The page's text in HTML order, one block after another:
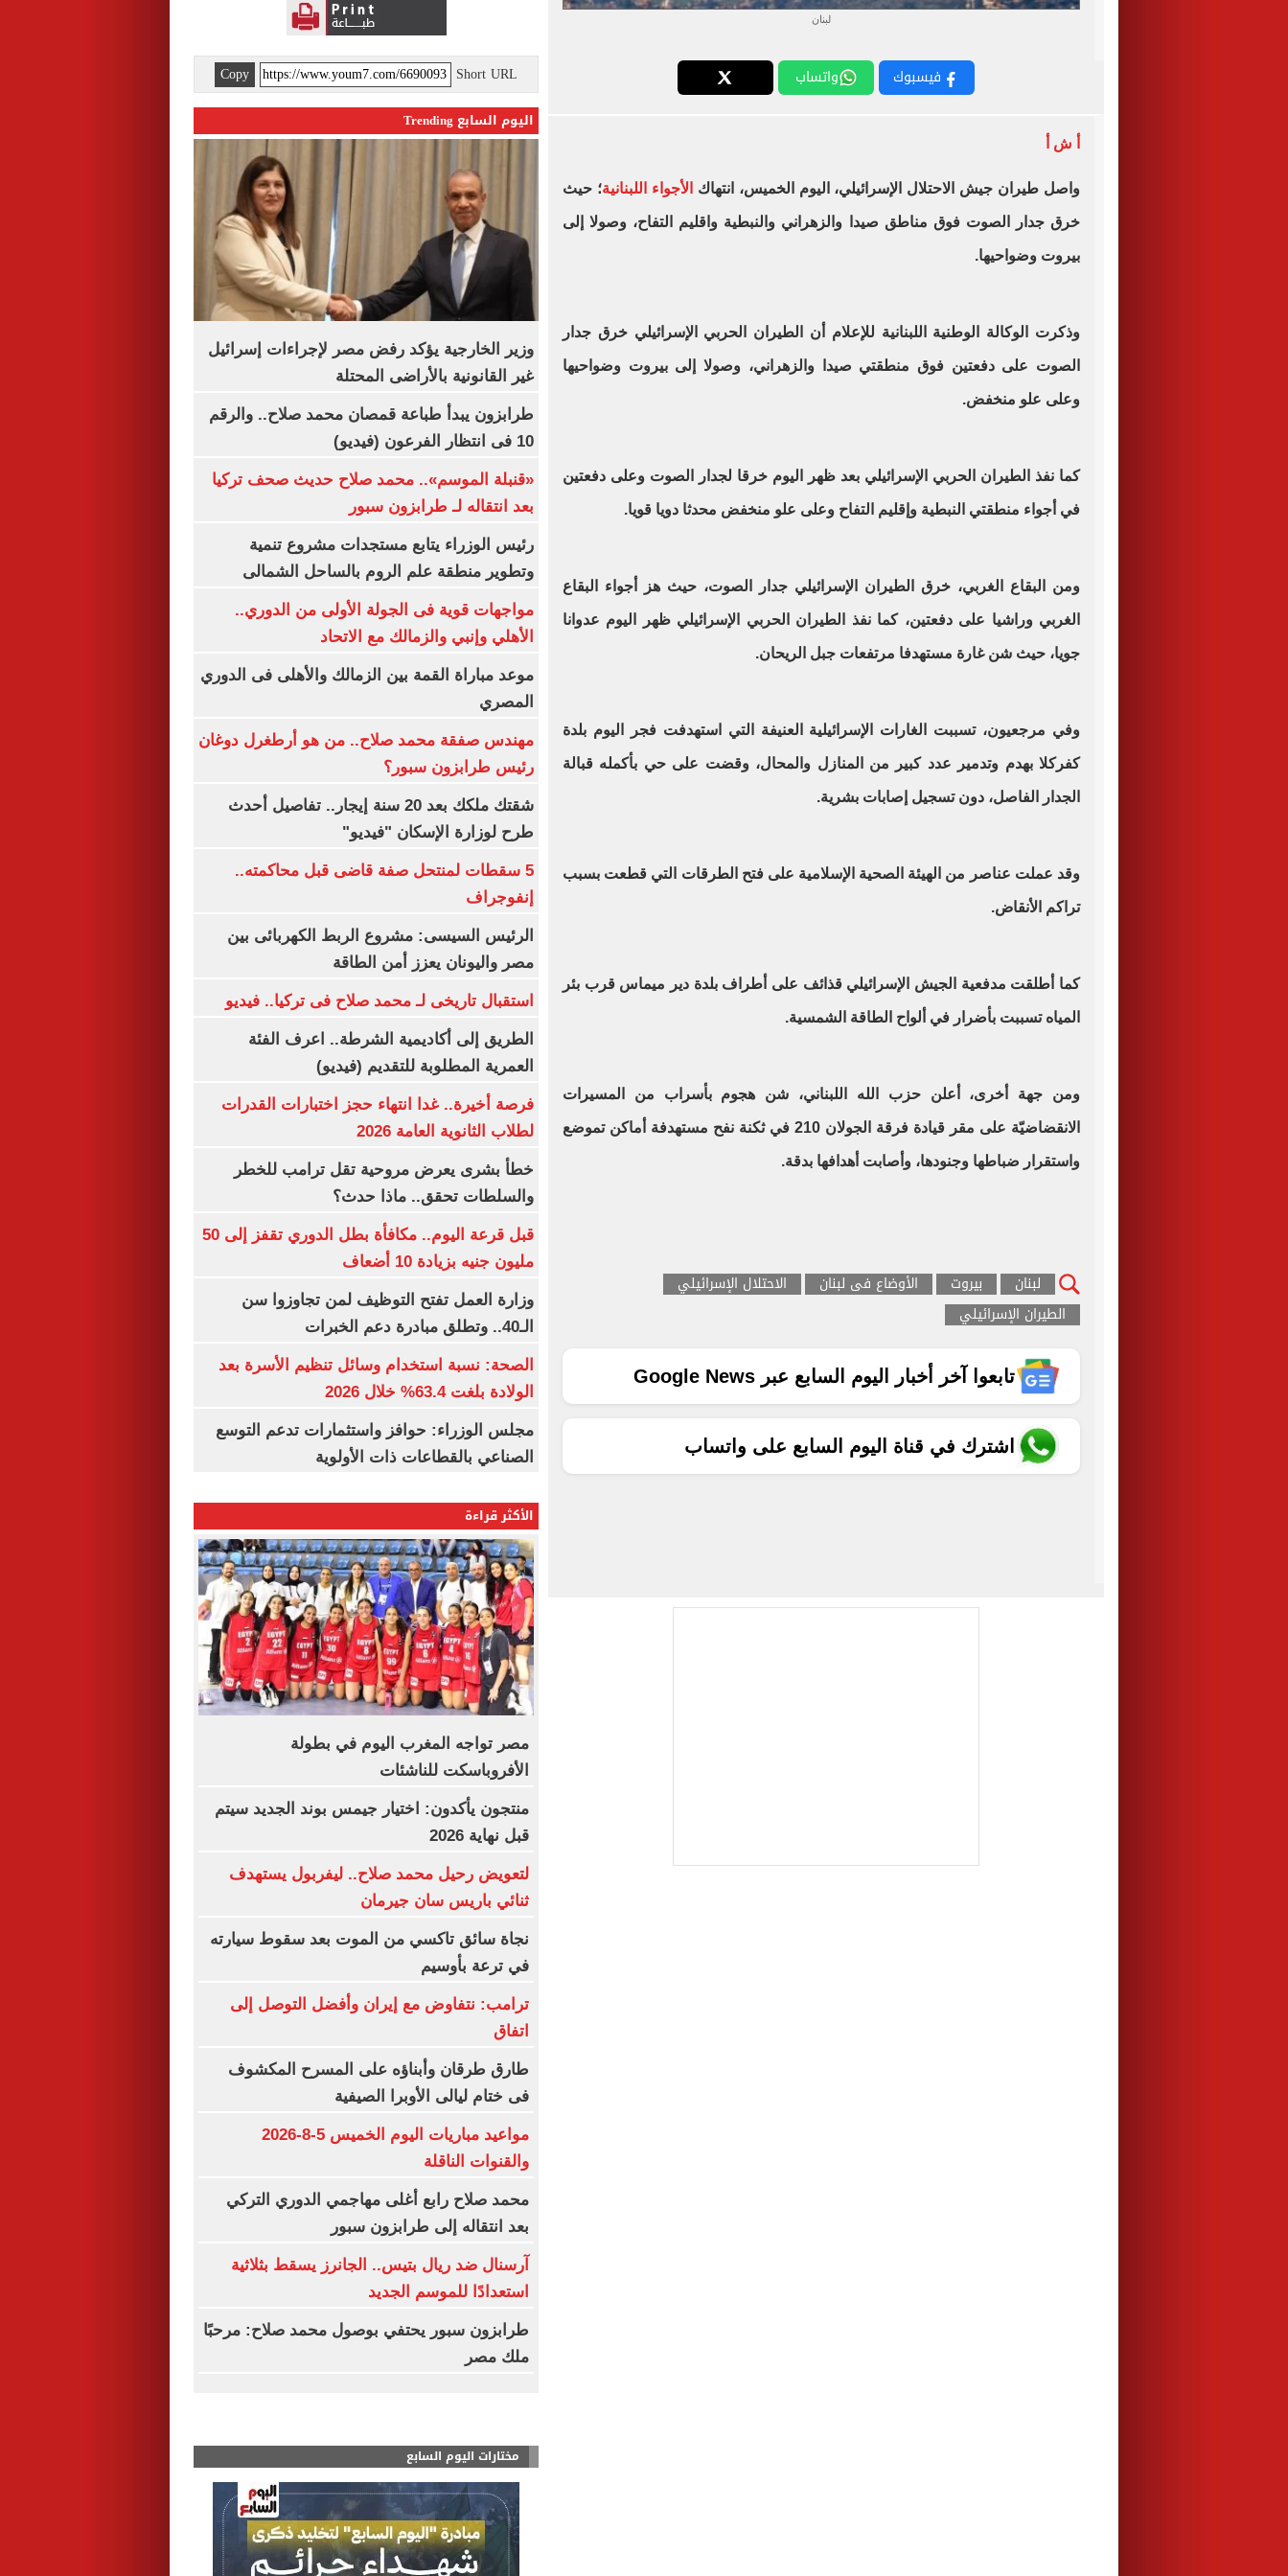
لبنان
فيسبوك واتساب
أ ش أ
واصل طيران جيش الاحتلال الإسرائيلي، اليوم الخميس، انتهاك الأجواء اللبنانية؛ حيث
خرق جدار الصوت فوق مناطق صيدا والزهراني والنبطية واقليم التفاح، وصولا إلى
بيروت وضواحيها.
وذكرت الوكالة الوطنية اللبنانية للإعلام أن الطيران الحربي الإسرائيلي خرق جدار
الصوت على دفعتين فوق منطقتي صيدا والزهراني، وصولا إلى بيروت وضواحيها
وعلى علو منخفض.
كما نفذ الطيران الحربي الإسرائيلي بعد ظهر اليوم خرقا لجدار الصوت وعلى دفعتين
في أجواء منطقتي النبطية وإقليم التفاح وعلى علو منخفض محدثا دويا قويا.
ومن البقاع الغربي، خرق الطيران الإسرائيلي جدار الصوت، حيث هز أجواء البقاع
الغربي وراشيا على دفعتين، كما نفذ الطيران الحربي الإسرائيلي ظهر اليوم عدوانا
جويا، حيث شن غارة مستهدفا مرتفعات جبل الريحان.
وفي مرجعيون، تسببت الغارات الإسرائيلية العنيفة التي استهدفت فجر اليوم بلدة
كفركلا بهدم وتدمير عدد كبير من المنازل والمحال، وقضت على حي بأكمله قبالة
الجدار الفاصل، دون تسجيل إصابات بشرية.
وقد عملت عناصر من الهيئة الصحية الإسلامية على فتح الطرقات التي قطعت بسبب
تراكم الأنقاض.
كما أطلقت مدفعية الجيش الإسرائيلي قذائف على أطراف بلدة دير ميماس قرب بئر
المياه تسببت بأضرار في ألواح الطاقة الشمسية.
ومن جهة أخرى، أعلن حزب الله اللبناني، شن ‏‏هجوم بأسراب من المسيرات
الانقضاضيّة على مقر قيادة فرقة الجولان 210 في ثكنة نفح مستهدفة ‏أماكن تموضع
واستقرار ضباطها وجنودها، وأصابت أهدافها بدقة.
لبنان بيروت الأوضاع فى لبنان
الاحتلال الإسرائيلي
الطيران الإسرائيلي
تابعوا آخر أخبار اليوم السابع عبر Google News
اشترك في قناة اليوم السابع على واتساب
Short URL
Copy
اليوم السابع Trending
وزير الخارجية يؤكد رفض مصر لإجراءات إسرائيل
غير القانونية بالأراضى المحتلة
طرابزون يبدأ طباعة قمصان محمد صلاح.. والرقم
10 فى انتظار الفرعون (فيديو)
«قنبلة الموسم».. محمد صلاح حديث صحف تركيا
بعد انتقاله لـ طرابزون سبور
رئيس الوزراء يتابع مستجدات مشروع تنمية
وتطوير منطقة علم الروم بالساحل الشمالى
مواجهات قوية فى الجولة الأولى من الدوري..
الأهلي وإنبي والزمالك مع الاتحاد
موعد مباراة القمة بين الزمالك والأهلى فى الدوري
المصري
مهندس صفقة محمد صلاح.. من هو أرطغرل دوغان
رئيس طرابزون سبور؟
شقتك ملكك بعد 20 سنة إيجار.. تفاصيل أحدث
طرح لوزارة الإسكان "فيديو"
5 سقطات لمنتحل صفة قاضى قبل محاكمته..
إنفوجراف
الرئيس السيسى: مشروع الربط الكهربائى بين
مصر واليونان يعزز أمن الطاقة
استقبال تاريخى لـ محمد صلاح فى تركيا.. فيديو
الطريق إلى أكاديمية الشرطة.. اعرف الفئة
العمرية المطلوبة للتقديم (فيديو)
فرصة أخيرة.. غدا انتهاء حجز اختبارات القدرات
لطلاب الثانوية العامة 2026
خطأ بشرى يعرض مروحية تقل ترامب للخطر
والسلطات تحقق.. ماذا حدث؟
قبل قرعة اليوم.. مكافأة بطل الدوري تقفز إلى 50
مليون جنيه بزيادة 10 أضعاف
وزارة العمل تفتح التوظيف لمن تجاوزوا سن
الـ40.. وتطلق مبادرة دعم الخبرات
الصحة: نسبة استخدام وسائل تنظيم الأسرة بعد
الولادة بلغت 63.4% خلال 2026
مجلس الوزراء: حوافز واستثمارات تدعم التوسع
الصناعي بالقطاعات ذات الأولوية
الأكثر قراءة
مصر تواجه المغرب اليوم في بطولة
الأفروباسكت للناشئات
منتجون يأكدون: اختيار جيمس بوند الجديد سيتم
قبل نهاية 2026
لتعويض رحيل محمد صلاح.. ليفربول يستهدف
ثنائي باريس سان جيرمان
نجاة سائق تاكسي من الموت بعد سقوط سيارته
في ترعة بأوسيم
ترامب: نتفاوض مع إيران وأفضل التوصل إلى
اتفاق
طارق طرقان وأبناؤه على المسرح المكشوف
فى ختام ليالى الأوبرا الصيفية
مواعيد مباريات اليوم الخميس 5-8-2026
والقنوات الناقلة
محمد صلاح رابع أغلى مهاجمي الدوري التركي
بعد انتقاله إلى طرابزون سبور
آرسنال ضد ريال بتيس.. الجانرز يسقط بثلاثية
استعدادًا للموسم الجديد
طرابزون سبور يحتفي بوصول محمد صلاح: مرحبًا
ملك مصر
مختارات اليوم السابع